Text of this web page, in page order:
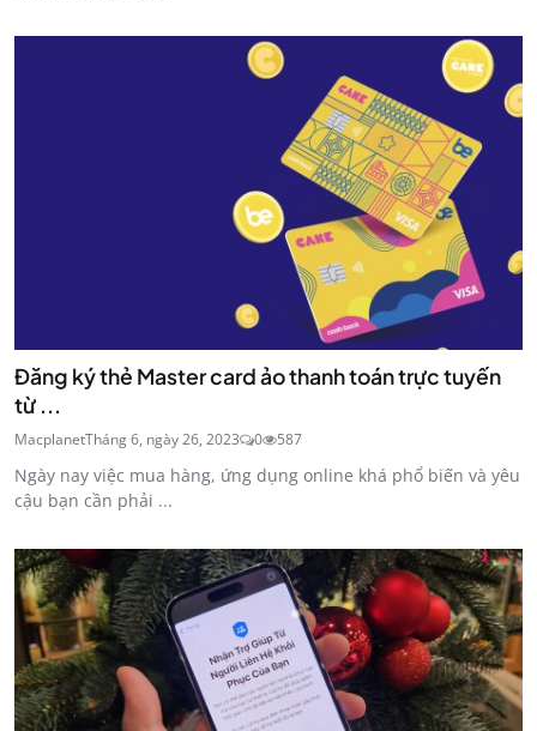
Đăng ký thẻ Master card ảo thanh toán trực tuyến
từ ...
MacplanetTháng 6, ngày 26, 2023 0 587
Ngày nay việc mua hàng, ứng dụng online khá phổ biến và yêu
cậu bạn cần phải ...